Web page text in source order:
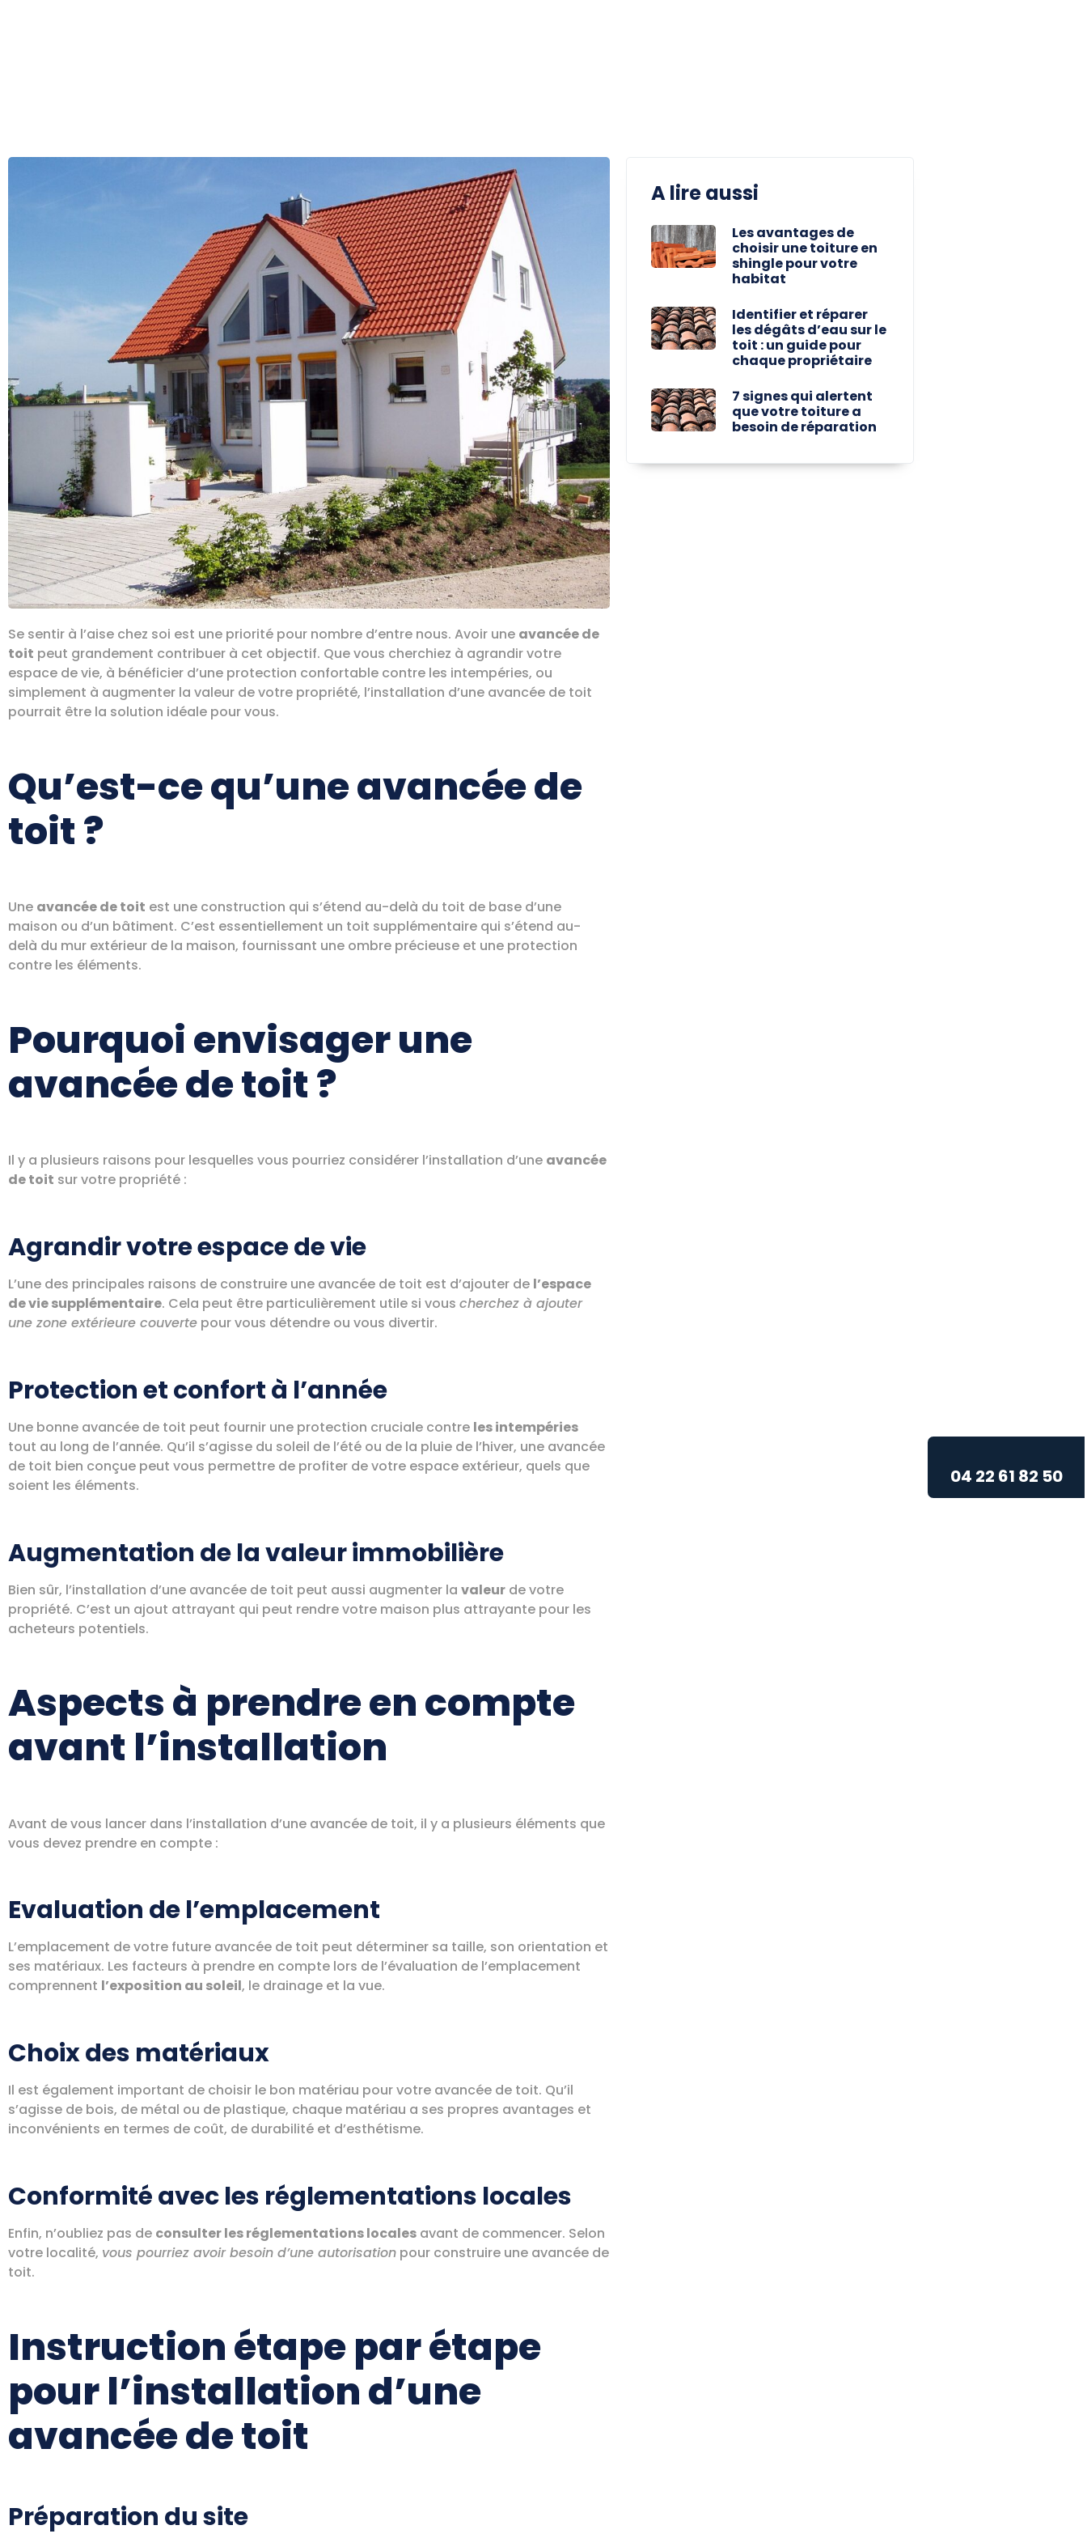
Se sentir à l’aise chez soi est une priorité pour nombre d’entre nous. Avoir une avancée de
toit peut grandement contribuer à cet objectif. Que vous cherchiez à agrandir votre
espace de vie, à bénéficier d’une protection confortable contre les intempéries, ou
simplement à augmenter la valeur de votre propriété, l’installation d’une avancée de toit
pourrait être la solution idéale pour vous.
Qu’est-ce qu’une avancée de
toit ?
Une avancée de toit est une construction qui s’étend au-delà du toit de base d’une
maison ou d’un bâtiment. C’est essentiellement un toit supplémentaire qui s’étend au-
delà du mur extérieur de la maison, fournissant une ombre précieuse et une protection
contre les éléments.
Pourquoi envisager une
avancée de toit ?
Il y a plusieurs raisons pour lesquelles vous pourriez considérer l’installation d’une avancée
de toit sur votre propriété :
Agrandir votre espace de vie
L’une des principales raisons de construire une avancée de toit est d’ajouter de l’espace
de vie supplémentaire. Cela peut être particulièrement utile si vous cherchez à ajouter
une zone extérieure couverte pour vous détendre ou vous divertir.
Protection et confort à l’année
Une bonne avancée de toit peut fournir une protection cruciale contre les intempéries
tout au long de l’année. Qu’il s’agisse du soleil de l’été ou de la pluie de l’hiver, une avancée
de toit bien conçue peut vous permettre de profiter de votre espace extérieur, quels que
soient les éléments.
Augmentation de la valeur immobilière
Bien sûr, l’installation d’une avancée de toit peut aussi augmenter la valeur de votre
propriété. C’est un ajout attrayant qui peut rendre votre maison plus attrayante pour les
acheteurs potentiels.
Aspects à prendre en compte
avant l’installation
Avant de vous lancer dans l’installation d’une avancée de toit, il y a plusieurs éléments que
vous devez prendre en compte :
Evaluation de l’emplacement
L’emplacement de votre future avancée de toit peut déterminer sa taille, son orientation et
ses matériaux. Les facteurs à prendre en compte lors de l’évaluation de l’emplacement
comprennent l’exposition au soleil, le drainage et la vue.
Choix des matériaux
Il est également important de choisir le bon matériau pour votre avancée de toit. Qu’il
s’agisse de bois, de métal ou de plastique, chaque matériau a ses propres avantages et
inconvénients en termes de coût, de durabilité et d’esthétisme.
Conformité avec les réglementations locales
Enfin, n’oubliez pas de consulter les réglementations locales avant de commencer. Selon
votre localité, vous pourriez avoir besoin d’une autorisation pour construire une avancée de
toit.
Instruction étape par étape
pour l’installation d’une
avancée de toit
Préparation du site
A lire aussi
Les avantages de
choisir une toiture en
shingle pour votre
habitat
Identifier et réparer
les dégâts d’eau sur le
toit : un guide pour
chaque propriétaire
7 signes qui alertent
que votre toiture a
besoin de réparation
04 22 61 82 50